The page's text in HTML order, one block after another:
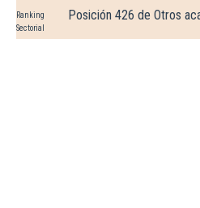
Ranking
Sectorial
Posición 426 de Otros